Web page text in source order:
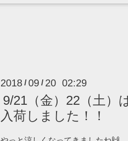
2018 /09 / 20 02:29
9/21（金）22（土）
入荷しました！！